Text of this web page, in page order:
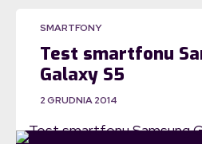
SMARTFONY
Test smartfonu
Galaxy S5
2 GRUDNIA 2014